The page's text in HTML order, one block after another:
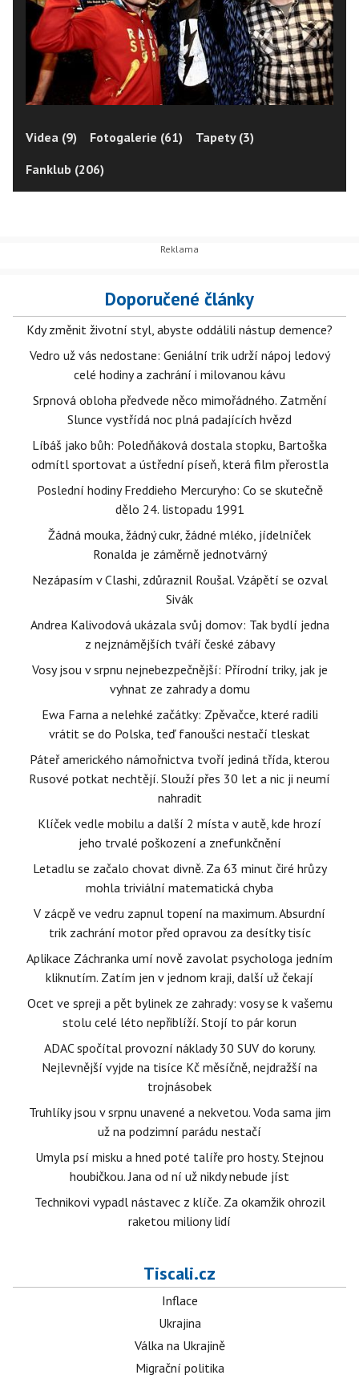
Videa (9) Fotogalerie (61)
Tapety (3)
Fanklub (206)
Doporučené články
Kdy změnit životní styl, abyste oddálili nástup demence?
Vedro už vás nedostane: Geniální trik udrží nápoj ledový
celé hodiny a zachrání i milovanou kávu
Srpnová obloha předvede něco mimořádného. Zatmění
Slunce vystřídá noc plná padajících hvězd
Líbáš jako bůh: Poledňáková dostala stopku, Bartoška
odmítl sportovat a ústřední píseň, která film přerostla
Poslední hodiny Freddieho Mercuryho: Co se skutečně
dělo 24. listopadu 1991
Žádná mouka, žádný cukr, žádné mléko, jídelníček
Ronalda je záměrně jednotvárný
Nezápasím v Clashi, zdůraznil Roušal. Vzápětí se ozval
Sivák
Andrea Kalivodová ukázala svůj domov: Tak bydlí jedna
z nejznámějších tváří české zábavy
Vosy jsou v srpnu nejnebezpečnější: Přírodní triky, jak je
vyhnat ze zahrady a domu
Ewa Farna a nelehké začátky: Zpěvačce, které radili
vrátit se do Polska, teď fanoušci nestačí tleskat
Páteř amerického námořnictva tvoří jediná třída, kterou
Rusové potkat nechtějí. Slouží přes 30 let a nic ji neumí
nahradit
Klíček vedle mobilu a další 2 místa v autě, kde hrozí
jeho trvalé poškození a znefunkčnění
Letadlu se začalo chovat divně. Za 63 minut čiré hrůzy
mohla triviální matematická chyba
V zácpě ve vedru zapnul topení na maximum. Absurdní
trik zachrání motor před opravou za desítky tisíc
Aplikace Záchranka umí nově zavolat psychologa jedním
kliknutím. Zatím jen v jednom kraji, další už čekají
Ocet ve spreji a pět bylinek ze zahrady: vosy se k vašemu
stolu celé léto nepřiblíží. Stojí to pár korun
ADAC spočítal provozní náklady 30 SUV do koruny.
Nejlevnější vyjde na tisíce Kč měsíčně, nejdražší na
trojnásobek
Truhlíky jsou v srpnu unavené a nekvetou. Voda sama jim
už na podzimní parádu nestačí
Umyla psí misku a hned poté talíře pro hosty. Stejnou
houbičkou. Jana od ní už nikdy nebude jíst
Technikovi vypadl nástavec z klíče. Za okamžik ohrozil
raketou miliony lidí
Tiscali.cz
Inflace
Ukrajina
Válka na Ukrajině
Migrační politika